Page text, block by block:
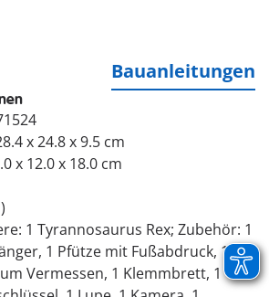
Bauanleitungen
x 24.8 x 9.5 cm
x 12.0 x 18.0 cm
1 Tyrannosaurus Rex; Zubehör: 1
1 Pfütze mit Fußabdruck, 1
Vermessen, 1 Klemmbrett, 1